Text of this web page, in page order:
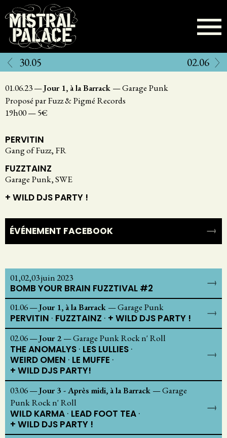
Aller
au
contenu
principal
30.05 02.06
01.06.23—Jour 1, à la Barrack —Garage Punk
Proposé par Fuzz & Pigmé Records
19h00—5€
PERVITIN
Gang of Fuzz, FR
FUZZTAINZ
Garage Punk, SWE
+ WILD DJS PARTY !
ÉVÉNEMENT FACEBOOK
01,02,03 juin 2023
BOMB YOUR BRAIN FUZZTIVAL #2
01.06—Jour 1, à la Barrack —Garage Punk
PERVITIN FUZZTAINZ + WILD DJS PARTY !
02.06—Jour 2 —Garage Punk Rock n' Roll
THE ANOMALYS LES LULLIES
WEIRD OMEN LE MUFFE
+ WILD DJS PARTY!
03.06—Jour 3 - Après midi, à la Barrack —Garage
Punk Rock n' Roll
WILD KARMA LEAD FOOT TEA
+ WILD DJS PARTY !